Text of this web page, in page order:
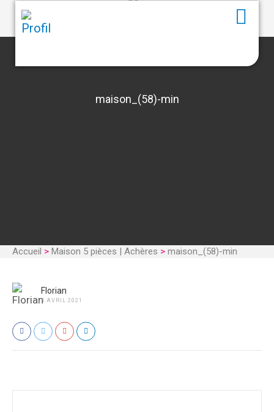
maison_(58)-min
Accueil > Maison 5 pièces | Achères > maison_(58)-min
Florian
5 AVRIL 2021